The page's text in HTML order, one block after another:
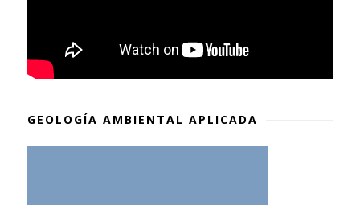
GEOLOGÍA AMBIENTAL APLICADA